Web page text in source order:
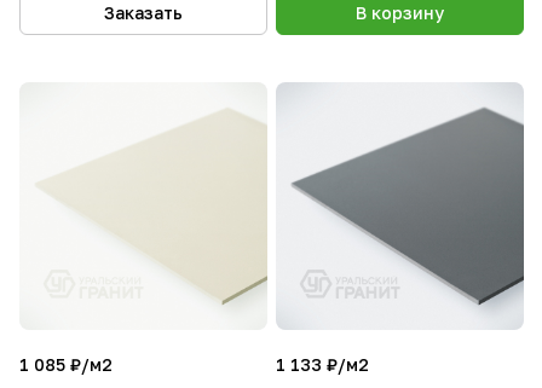
Заказать В корзину
1 085 ₽/м2
1 133 ₽/м2